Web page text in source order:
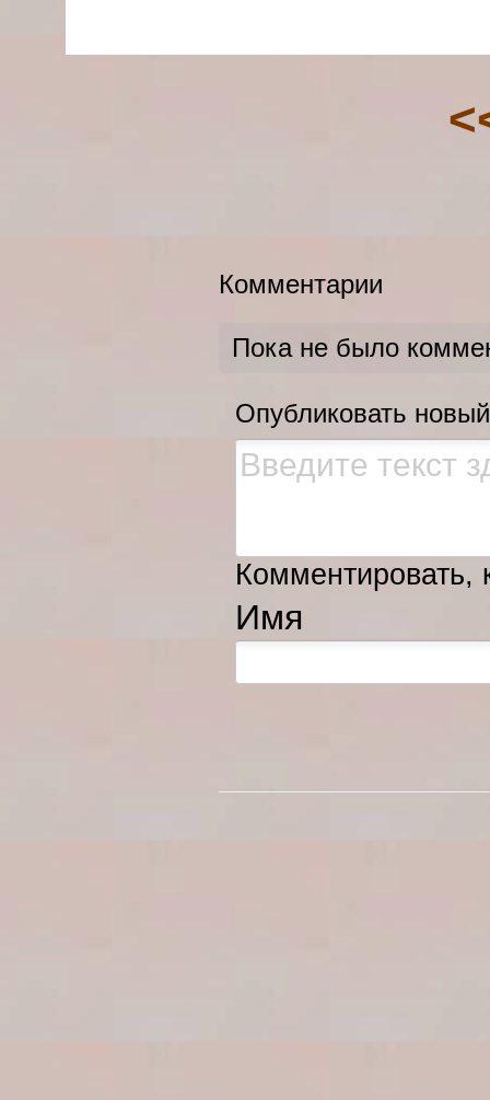
Комментарии
Пока не было
Опубликовать
Комментировать,
Имя